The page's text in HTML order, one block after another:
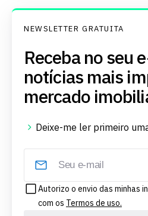
NEWSLETTER GRATUITA
Receba no seu
notícias mais
mercado
Deixe-me ler primeiro
Autorizo o envio das minhas
com os Termos de uso.